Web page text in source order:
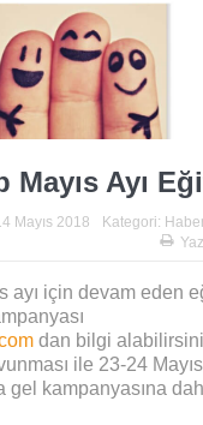
Mayıs Ayı
Mayıs 2018 Kategori:
ayı için devam eden
dan bilgi
ile 23-24
gel kampanyasına